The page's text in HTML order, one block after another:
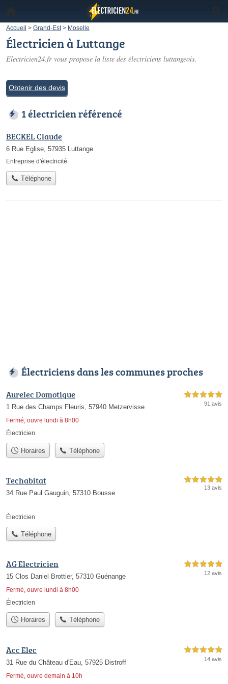
Accueil > Grand-Est > Moselle
Électricien à Luttange
Electricien24.fr vous propose la liste des électriciens luttangeois.
Obtenir des devis
1 électricien référencé
BECKEL Claude
6 Rue Eglise, 57935 Luttange
Entreprise d'électricité
Téléphone
Électriciens dans les communes proches
Aurelec Domotique
1 Rue des Champs Fleuris, 57940 Metzervisse
Fermé, ouvre lundi à 8h00
5,0 étoiles sur 5
91 avis
Électricien
Horaires Téléphone
Techabitat
34 Rue Paul Gauguin, 57310 Bousse
5,0 étoiles sur 5
13 avis
Électricien
Téléphone
AG Electricien
15 Clos Daniel Brottier, 57310 Guénange
Fermé, ouvre lundi à 8h00
5,0 étoiles sur 5
12 avis
Électricien
Horaires Téléphone
Acc Elec
31 Rue du Château d'Eau, 57925 Distroff
Fermé, ouvre demain à 10h
5,0 étoiles sur 5
14 avis